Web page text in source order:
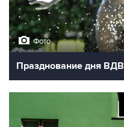
Фото
Празднование дня ВДВ